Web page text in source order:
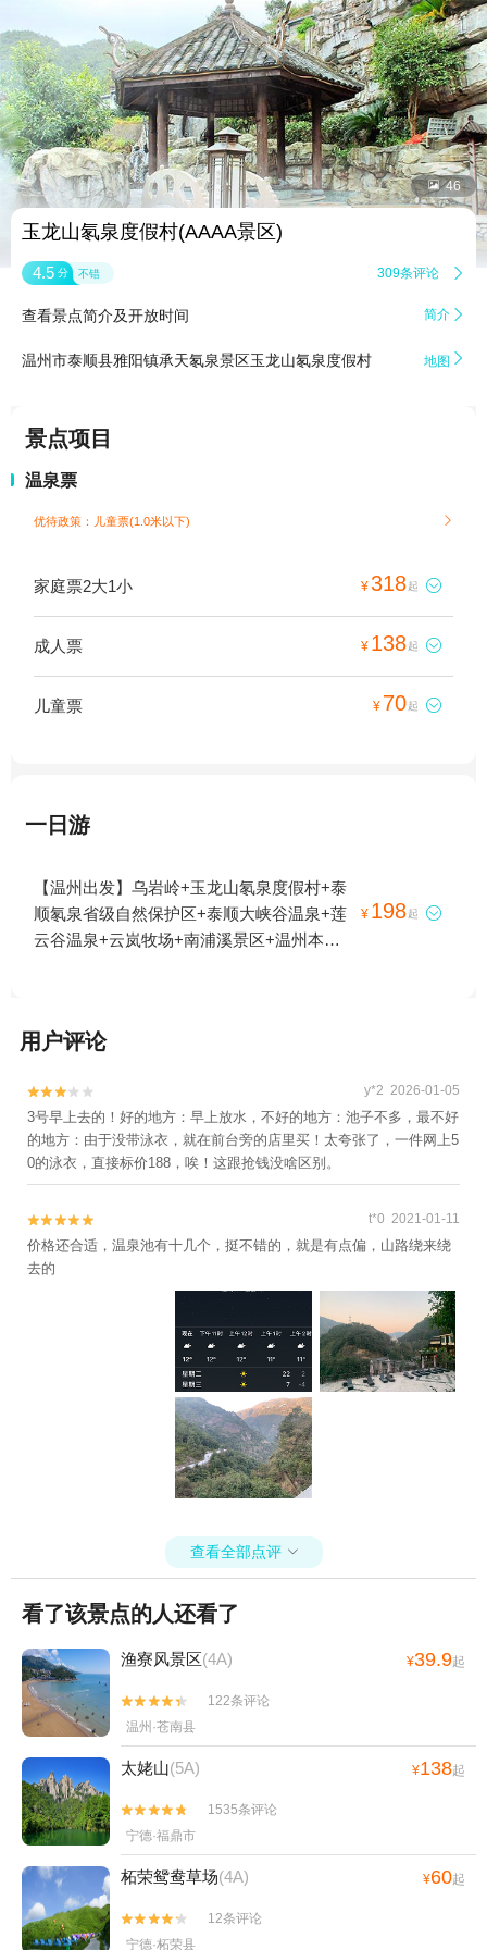
 46
玉龙山氡泉度假村(AAAA景区)
4.5 分 不错 309条评论 
查看景点简介及开放时间 简介 
温州市泰顺县雅阳镇承天氡泉景区玉龙山氡泉度假村 地图 
景点项目
温泉票
优待政策：儿童票(1.0米以下) 
家庭票2大1小 ¥318起 
成人票 ¥ 138起 
儿童票 ¥ 70起 
一日游
【温州出发】乌岩岭+玉龙山氡泉度假村+泰
顺氡泉省级自然保护区+泰顺大峡谷温泉+莲
云谷温泉+云岚牧场+南浦溪景区+温州本地
¥ 198起 
用户评论

 y*2 2026-01-05
3号早上去的！好的地方：早上放水，不好的地方：池子不多，最不好
的地方：由于没带泳衣，就在前台旁的店里买！太夸张了，一件网上5
0的泳衣，直接标价188，唉！这跟抢钱没啥区别。

 t*0 2021-01-11
价格还合适，温泉池有十几个，挺不错的，就是有点偏，山路绕来绕
去的
查看全部点评 
看了该景点的人还看了
渔寮风景区(4A) ¥39.9起


122条评论
温州·苍南县
太姥山(5A) ¥138起


1535条评论
宁德·福鼎市
柘荣鸳鸯草场(4A) ¥60起


12条评论
宁德·柘荣县
